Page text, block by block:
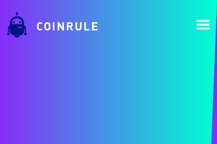
COINRULE